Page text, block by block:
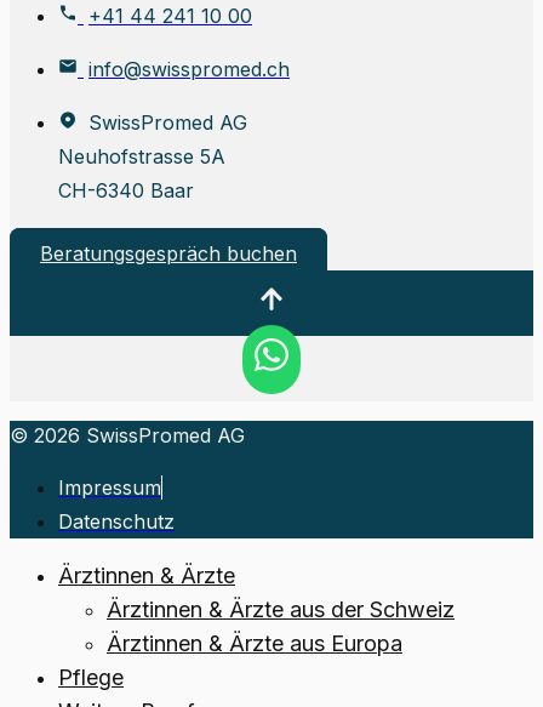
+41 44 241 10 00
info@swisspromed.ch
SwissPromed AG
Neuhofstrasse 5A
CH-6340 Baar
Beratungsgespräch buchen
© 2026 SwissPromed AG
Impressum
Datenschutz
Ärztinnen & Ärzte
Ärztinnen & Ärzte aus der Schweiz
Ärztinnen & Ärzte aus Europa
Pflege